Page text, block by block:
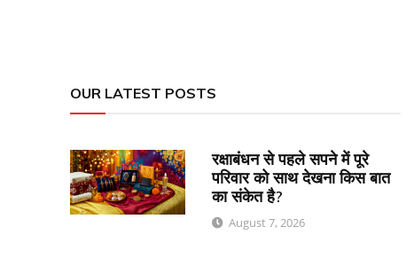
OUR LATEST POSTS
रक्षाबंधन से पहले सपने में पूरे
परिवार को साथ देखना किस बात
का संकेत है?
August 7, 2026